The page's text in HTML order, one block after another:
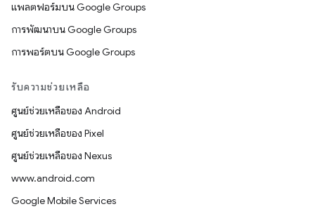
แพลตฟอร์มบน Google Groups
การพัฒนาบน Google Groups
การพอร์ตบน Google Groups
รับความช่วยเหลือ
ศูนย์ช่วยเหลือของ Android
ศูนย์ช่วยเหลือของ Pixel
ศูนย์ช่วยเหลือของ Nexus
www.android.com
Google Mobile Services